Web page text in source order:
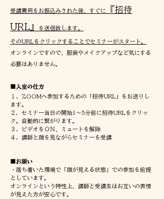
受講費用をお振込みされた後、すぐに 『招待
URL』
を送信致します。
そのURLをクリックすることでセミナーがスタート。
オンラインですので、服装やメイクアップなど気にする
必要はありません。
■入室の仕方
​１．ZOOMへ参加するための「招待URL」をお送りし
ます。
２．セミナー当日の開始1～5分前に招待URLをクリッ
ク。自動的に繋がります。
３．ビデオをＯＮ、ミュートを解除
４．講師と顔を見ながらセミナーを受講
■お願い
・落ち着いた環境で「顔が見える状態」での参加を前提
としています。
オンラインという特性上、講師と受講生はお互いの表情
が見えた方が安心です。